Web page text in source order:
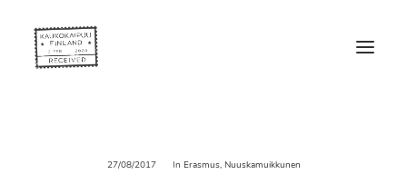
27/08/2017 In Erasmus, Nuuskamuikkunen